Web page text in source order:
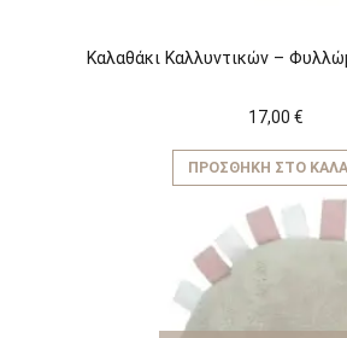
Kαλαθάκι Καλλυντικών –
17,00 €
ΠΡΟΣΘΉΚΗ ΣΤΟ